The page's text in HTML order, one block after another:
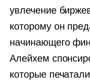
увлечение
которому он
начинающего
Алейхем
которые